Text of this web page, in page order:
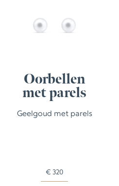
Oorbellen
met parels
Geelgoud met parels
€ 320